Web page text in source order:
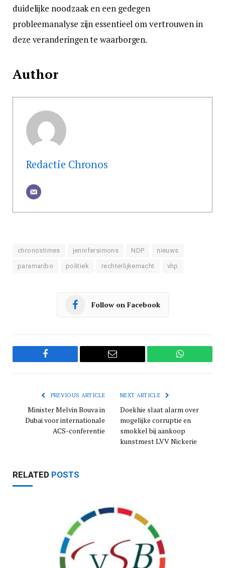
duidelijke noodzaak en een gedegen
probleemanalyse zijn essentieel om vertrouwen in
deze veranderingen te waarborgen.
Author
Redactie Chronos
chronostimes jennifersimons NDP nieuws
paramaribo politiek rechterlijkemacht vhp
Follow on Facebook
Facebook Email WhatsApp
PREVIOUS ARTICLE
Minister Melvin Bouva in
Dubai voor internationale
ACS-conferentie
NEXT ARTICLE
Doekhie slaat alarm over
mogelijke corruptie en
smokkel bij aankoop
kunstmest LVV Nickerie
RELATED POSTS